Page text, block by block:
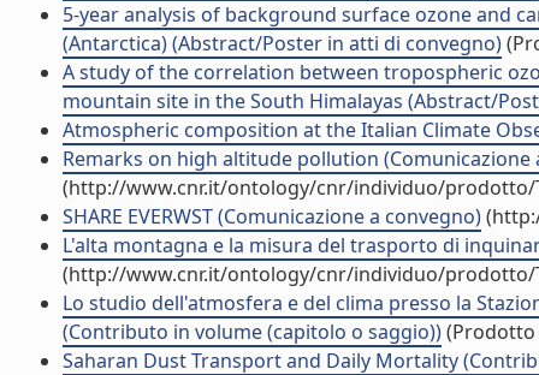
5-year analysis of background surface ozone and
(Antarctica) (Abstract/Poster in atti di convegno)
A study of the correlation between tropospheric
mountain site in the South Himalayas (Abstract/
Atmospheric composition at the Italian Climate
Remarks on high altitude pollution (Comunicazione
(http://www.cnr.it/ontology/cnr/individuo/prodotto/
SHARE EVERWST (Comunicazione a convegno)
L'alta montagna e la misura del trasporto di
(http://www.cnr.it/ontology/cnr/individuo/prodotto/
Lo studio dell'atmosfera e del clima presso la
(Contributo in volume (capitolo o saggio))(Prodotto
Saharan Dust Transport and Daily Mortality